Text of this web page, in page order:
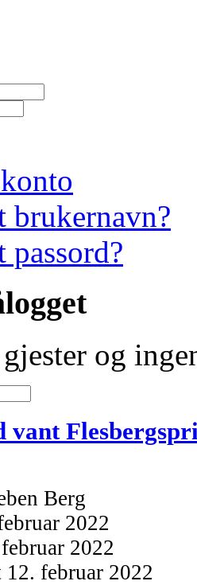
brukernavn?
og
vant
Berg
2022
2022
februar 2022